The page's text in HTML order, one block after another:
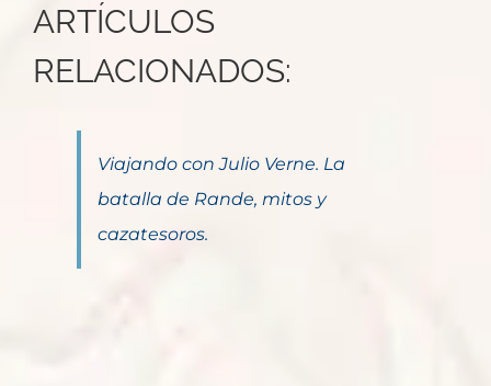
ARTÍCULOS
RELACIONADOS:
Viajando con Julio Verne. La
batalla de Rande, mitos y
cazatesoros.